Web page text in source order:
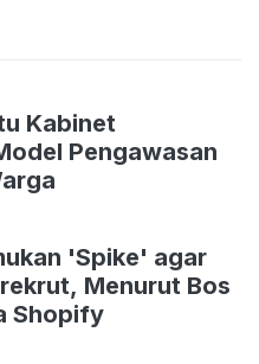
Kabinet
'Spike' agar
Menurut Bos
Shopify